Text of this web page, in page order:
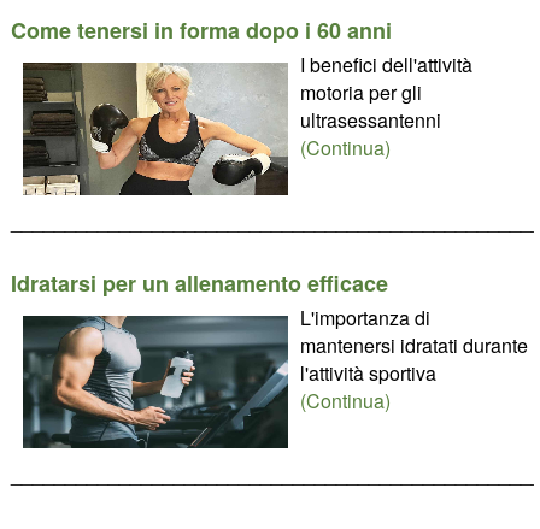
Come tenersi in forma dopo i 60 anni
I benefici dell'attività
motoria per gli
ultrasessantenni
(Continua)
Idratarsi per un allenamento efficace
L'importanza di
mantenersi idratati durante
l'attività sportiva
(Continua)